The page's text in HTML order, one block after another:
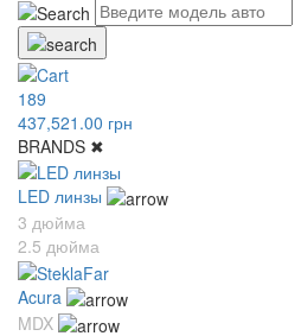
189
437,521.00 грн
BRANDS ✖
LED линзы
3 дюйма
2.5 дюйма
Acura
MDX